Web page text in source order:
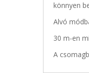
könnyen
Alvó
30 m-en
A